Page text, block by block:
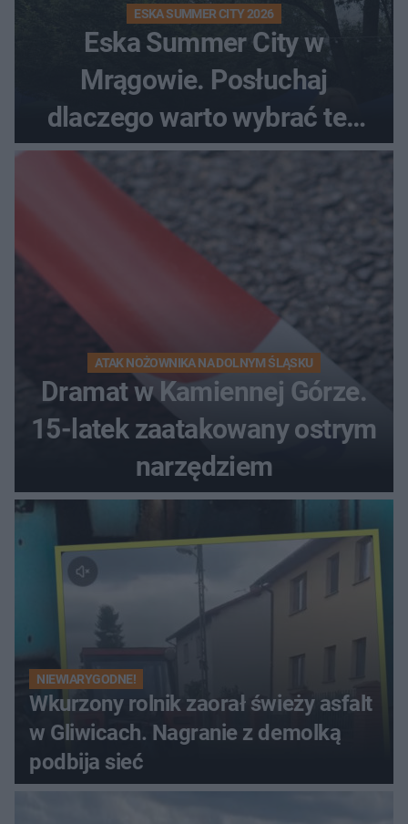
ESKA SUMMER CITY 2026
Eska Summer City w
Mrągowie. Posłuchaj
dlaczego warto wybrać ten
kierunek na urlop!
ATAK NOŻOWNIKA NA DOLNYM ŚLĄSKU
Dramat w Kamiennej Górze.
15-latek zaatakowany ostrym
narzędziem
NIEWIARYGODNE!
Wkurzony rolnik zaorał świeży asfalt
w Gliwicach. Nagranie z demolką
podbija sieć